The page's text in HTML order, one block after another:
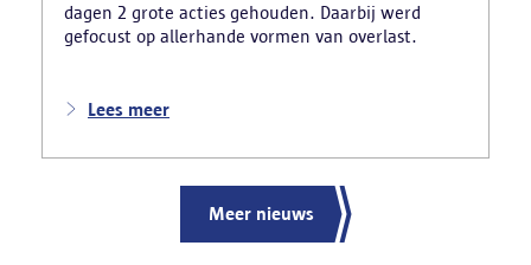
dagen 2 grote acties gehouden. Daarbij werd
gefocust op allerhande vormen van overlast.
Lees meer
Meer nieuws